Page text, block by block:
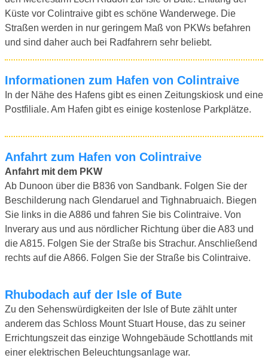
Küste vor Colintraive gibt es schöne Wanderwege. Die
Straßen werden in nur geringem Maß von PKWs befahren
und sind daher auch bei Radfahrern sehr beliebt.
Informationen zum Hafen von Colintraive
In der Nähe des Hafens gibt es einen Zeitungskiosk und eine
Postfiliale. Am Hafen gibt es einige kostenlose Parkplätze.
Anfahrt zum Hafen von Colintraive
Anfahrt mit dem PKW
Ab Dunoon über die B836 von Sandbank. Folgen Sie der
Beschilderung nach Glendaruel and Tighnabruaich. Biegen
Sie links in die A886 und fahren Sie bis Colintraive. Von
Inverary aus und aus nördlicher Richtung über die A83 und
die A815. Folgen Sie der Straße bis Strachur. Anschließend
rechts auf die A866. Folgen Sie der Straße bis Colintraive.
Rhubodach auf der Isle of Bute
Zu den Sehenswürdigkeiten der Isle of Bute zählt unter
anderem das Schloss Mount Stuart House, das zu seiner
Errichtungszeit das einzige Wohngebäude Schottlands mit
einer elektrischen Beleuchtungsanlage war.